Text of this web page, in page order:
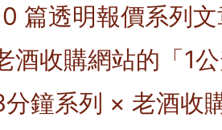
篇透明報價系列
酒收購網站的「1
分鐘系列 × 老酒收